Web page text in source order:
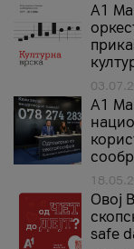
А1
A1
Овој
safe